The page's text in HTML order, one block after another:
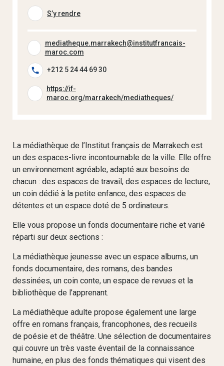
S’y rendre
mediatheque.marrakech@institutfrancais-
maroc.com
+212 5 24 44 69 30
https://if-
maroc.org/marrakech/mediatheques/
La médiathèque de l’Institut français de Marrakech est
un des espaces-livre incontournable de la ville. Elle offre
un environnement agréable, adapté aux besoins de
chacun : des espaces de travail, des espaces de lecture,
un coin dédié à la petite enfance, des espaces de
détentes et un espace doté de 5 ordinateurs.
Elle vous propose un fonds documentaire riche et varié
réparti sur deux sections :
La médiathèque jeunesse avec un espace albums, un
fonds documentaire, des romans, des bandes
dessinées, un coin conte, un espace de revues et la
bibliothèque de l’apprenant.
La médiathèque adulte propose également une large
offre en romans français, francophones, des recueils
de poésie et de théâtre. Une sélection de documentaires
qui couvre un très vaste éventail de la connaissance
humaine, en plus des fonds thématiques qui visent des